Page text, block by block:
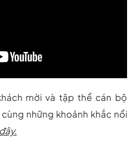
mời và tập thể cán bộ
những khoảnh khắc nổi